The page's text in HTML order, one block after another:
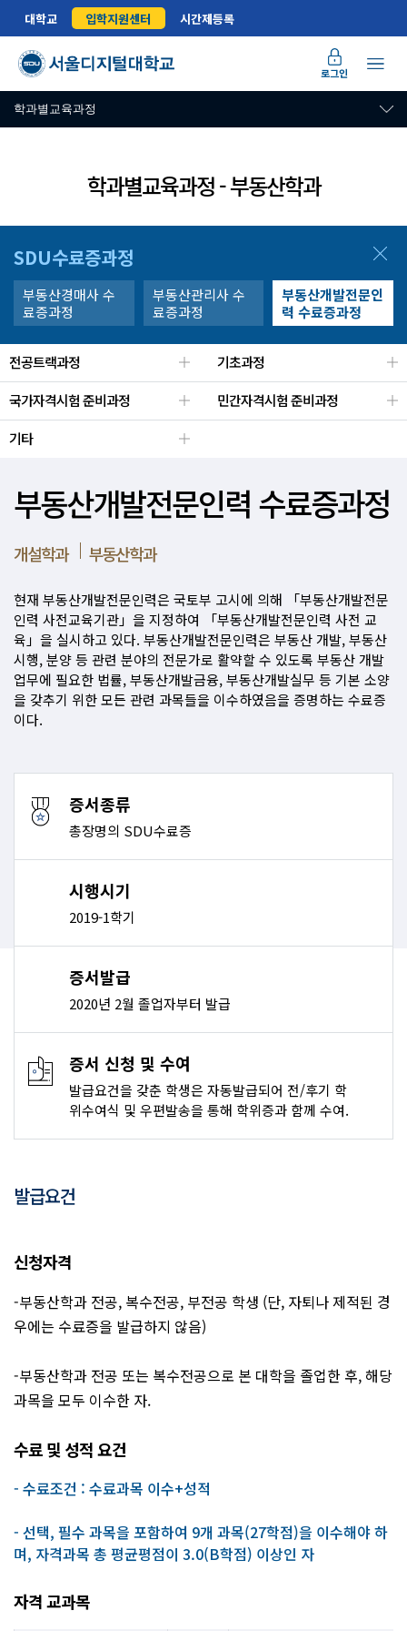
대학교 입학지원센터 시간제등록
로그인
학과별교육과정
학과별교육과정 - 부동산학과
SDU수료증과정
부동산경매사 수
료증과정
부동산관리사 수
료증과정
부동산개발전문인
력 수료증과정
전공트랙과정
기초과정
국가자격시험 준비과정
민간자격시험 준비과정
기타
부동산개발전문인력 수료증과정
개설학과 부동산학과
현재 부동산개발전문인력은 국토부 고시에 의해 「부동산개발전문
인력 사전교육기관」을 지정하여 「부동산개발전문인력 사전 교
육」을 실시하고 있다. 부동산개발전문인력은 부동산 개발, 부동산
시행, 분양 등 관련 분야의 전문가로 활약할 수 있도록 부동산 개발
업무에 필요한 법률, 부동산개발금융, 부동산개발실무 등 기본 소양
을 갖추기 위한 모든 관련 과목들을 이수하였음을 증명하는 수료증
이다.
증서종류
총장명의 SDU수료증
시행시기
2019-1학기
증서발급
2020년 2월 졸업자부터 발급
증서 신청 및 수여
발급요건을 갖춘 학생은 자동발급되어 전/후기 학
위수여식 및 우편발송을 통해 학위증과 함께 수여.
발급요건
신청자격
-부동산학과 전공, 복수전공, 부전공 학생 (단, 자퇴나 제적된 경
우에는 수료증을 발급하지 않음)
-부동산학과 전공 또는 복수전공으로 본 대학을 졸업한 후, 해당
과목을 모두 이수한 자.
수료 및 성적 요건
- 수료조건 : 수료과목 이수+성적
- 선택, 필수 과목을 포함하여 9개 과목(27학점)을 이수해야 하
며, 자격과목 총 평균평점이 3.0(B학점) 이상인 자
자격 교과목